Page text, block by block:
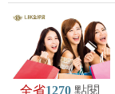
全省1270 點閱